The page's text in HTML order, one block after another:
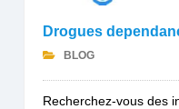
Drogues
BLOG
Recherchez-vous des